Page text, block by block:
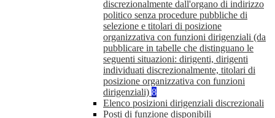
discrezionalmente dall'organo di indirizzo
politico senza procedure pubbliche di
selezione e titolari di posizione
organizzativa con funzioni dirigenziali (da
pubblicare in tabelle che distinguano le
seguenti situazioni: dirigenti, dirigenti
individuati discrezionalmente, titolari di
posizione organizzativa con funzioni
dirigenziali) 8
Elenco posizioni dirigenziali discrezionali
Posti di funzione disponibili